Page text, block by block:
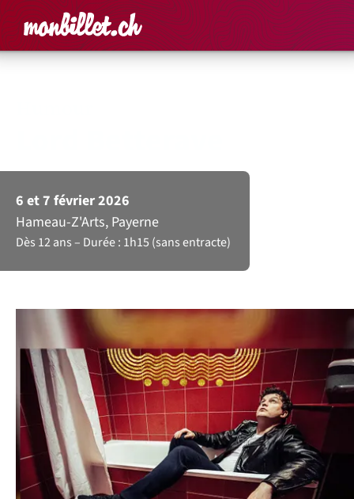
Accueil Rechercher un
Panier
6 et 7 février 2026
Hameau-Z'Arts, Payerne
Dès 12 ans Durée : 1h15 (sans entracte)
Dans le cadre de la saison 2025-
2026 du Théâtre Hameau-Z’Arts,
Lord Betterave présente son
nouveau spectacle.
Dans ce nouveau spectacle, Lord Betterave admire